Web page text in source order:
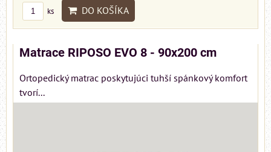
ks DO KOŠÍKA
Matrace RIPOSO EVO 8 - 90x200 cm
Ortopedický matrac poskytujúci tuhší spánkový komfort
tvorí...